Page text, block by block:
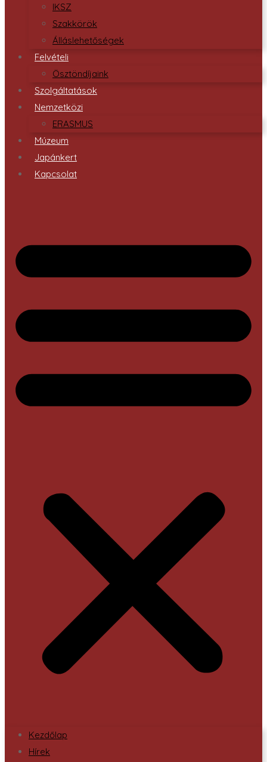
IKSZ
Szakkörök
Álláslehetőségek
Felvételi
Ösztöndíjaink
Szolgáltatások
Nemzetközi
ERASMUS
Múzeum
Japánkert
Kapcsolat
Kezdőlap
Hírek